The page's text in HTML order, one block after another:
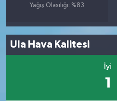
Yağış Olasılığı: %83
Ula Hava Kalitesi
İyi
1